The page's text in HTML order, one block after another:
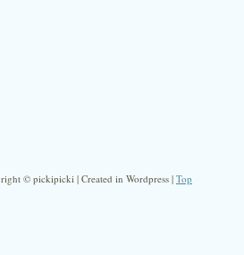
© pickipicki | Created in Wordpress | Top